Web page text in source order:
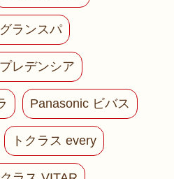
ランスパ
レデンシア
Panasonic ビバス
トクラス every